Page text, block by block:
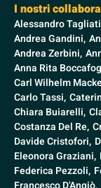
I nostri
Alessandro
Andrea Gandini,
Andrea Zerbini,
Anna Rita
Carl Wilhelm
Carlo Tassi,
Chiara Buiarelli,
Costanza Del Re,
Davide Cristofori,
Eleonora Graziani,
Federica Pezzoli,